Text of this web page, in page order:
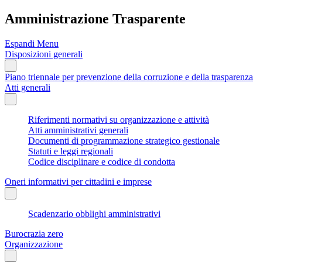
Amministrazione Trasparente
Espandi Menu
Disposizioni generali
Piano triennale per prevenzione della corruzione e della trasparenza
Atti generali
Riferimenti normativi su organizzazione e attività
Atti amministrativi generali
Documenti di programmazione strategico gestionale
Statuti e leggi regionali
Codice disciplinare e codice di condotta
Oneri informativi per cittadini e imprese
Scadenzario obblighi amministrativi
Burocrazia zero
Organizzazione